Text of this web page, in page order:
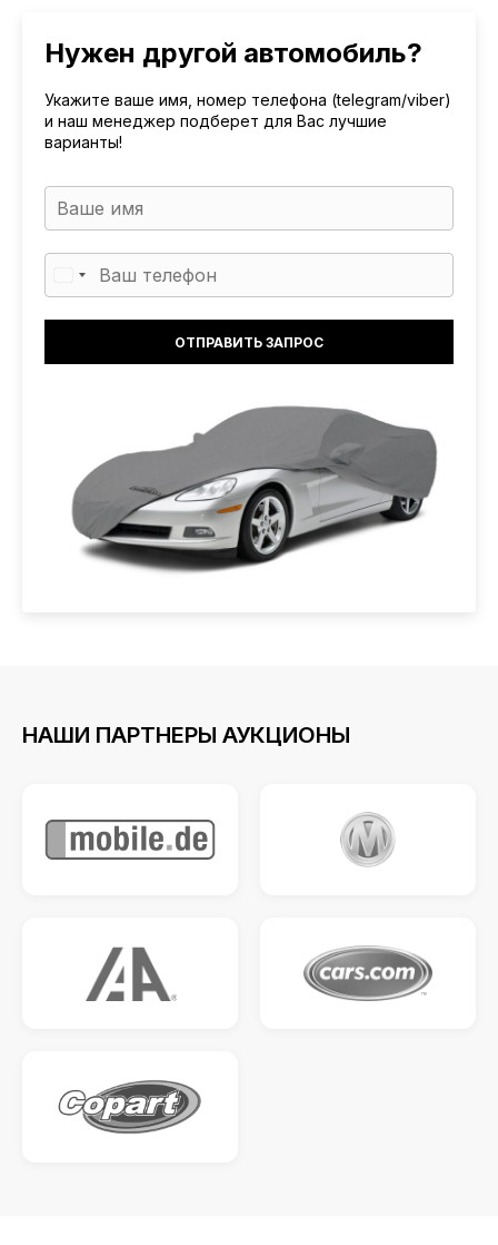
Нужен другой автомобиль?
Укажите ваше имя, номер телефона (telegram/viber)
и наш менеджер подберет для Вас лучшие
варианты!
НАШИ ПАРТНЕРЫ АУКЦИОНЫ